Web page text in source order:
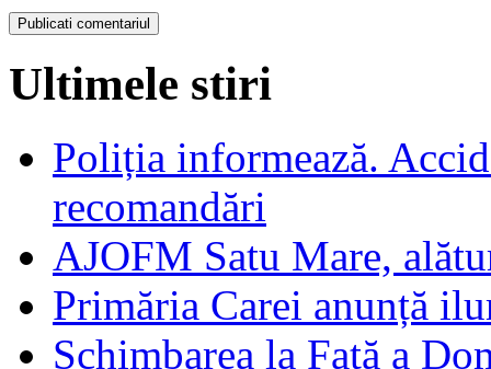
Ultimele stiri
Poliția informează.
recomandări
AJOFM Satu Mare,
Primăria Carei anunță
Schimbarea la Faţă a